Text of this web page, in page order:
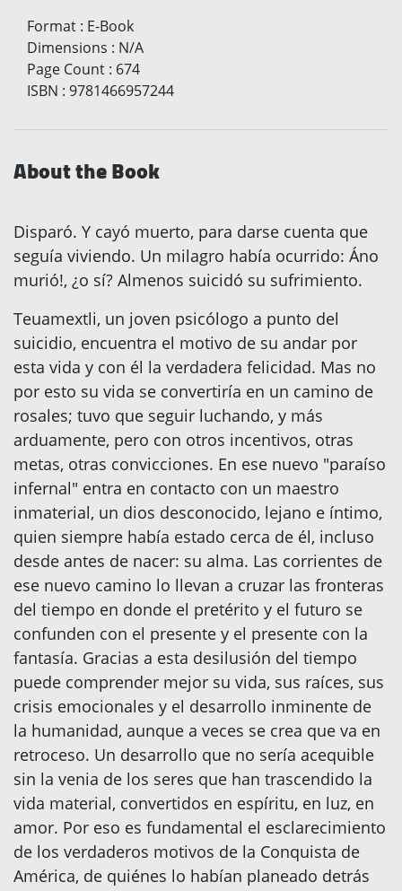
Format : E-Book
Dimensions : N/A
Page Count : 674
ISBN : 9781466957244
About the Book
Disparó. Y cayó muerto, para darse cuenta que
seguía viviendo. Un milagro había ocurrido: Áno
murió!, ¿o sí? Almenos suicidó su sufrimiento.
Teuamextli, un joven psicólogo a punto del
suicidio, encuentra el motivo de su andar por
esta vida y con él la verdadera felicidad. Mas no
por esto su vida se convertiría en un camino de
rosales; tuvo que seguir luchando, y más
arduamente, pero con otros incentivos, otras
metas, otras convicciones. En ese nuevo "paraíso
infernal" entra en contacto con un maestro
inmaterial, un dios desconocido, lejano e íntimo,
quien siempre había estado cerca de él, incluso
desde antes de nacer: su alma. Las corrientes de
ese nuevo camino lo llevan a cruzar las fronteras
del tiempo en donde el pretérito y el futuro se
confunden con el presente y el presente con la
fantasía. Gracias a esta desilusión del tiempo
puede comprender mejor su vida, sus raíces, sus
crisis emocionales y el desarrollo inminente de
la humanidad, aunque a veces se crea que va en
retroceso. Un desarrollo que no sería acequible
sin la venia de los seres que han trascendido la
vida material, convertidos en espíritu, en luz, en
amor. Por eso es fundamental el esclarecimiento
de los verdaderos motivos de la Conquista de
América, de quiénes lo habían planeado detrás